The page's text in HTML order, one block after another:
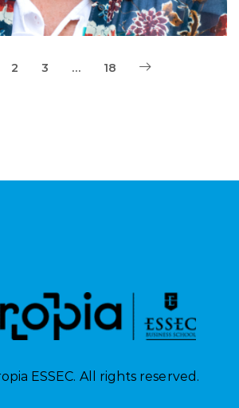
2 3 … 18
ESSEC. All rights reserved.